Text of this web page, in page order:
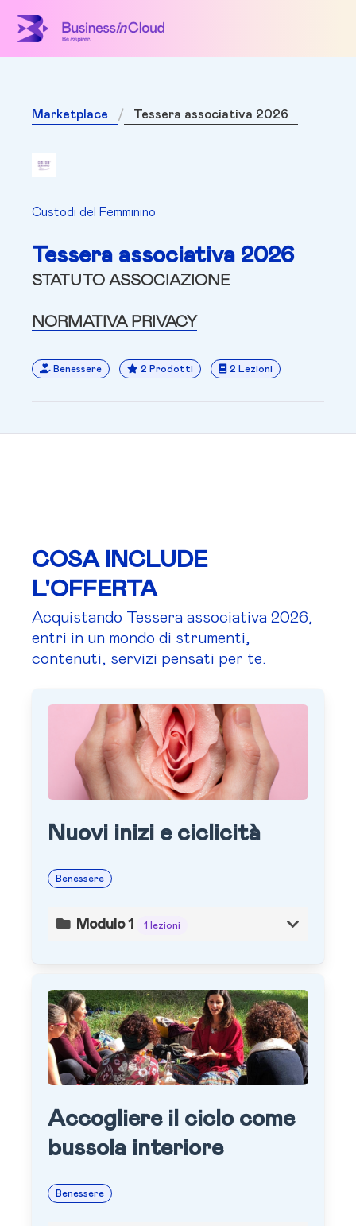
Marketplace Tessera associativa 2026
Custodi del Femminino
Tessera associativa 2026
STATUTO ASSOCIAZIONE
NORMATIVA PRIVACY
Benessere 2 Prodotti 2 Lezioni
COSA INCLUDE
L'OFFERTA
Acquistando Tessera associativa 2026,
entri in un mondo di strumenti,
contenuti, servizi pensati per te.
Nuovi inizi e ciclicità
Benessere
Modulo 1 1 lezioni
Accogliere il ciclo come
bussola interiore
Benessere